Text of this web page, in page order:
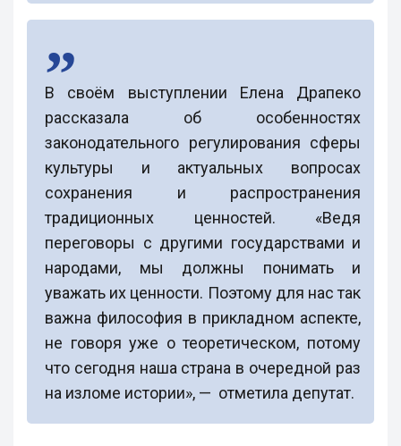
В своём выступлении Елена Драпеко
рассказала об особенностях
законодательного регулирования сферы
культуры и актуальных вопросах
сохранения и распространения
традиционных ценностей. «Ведя
переговоры с другими государствами и
народами, мы должны понимать и
уважать их ценности. Поэтому для нас так
важна философия в прикладном аспекте,
не говоря уже о теоретическом, потому
что сегодня наша страна в очередной раз
на изломе истории», — отметила депутат.